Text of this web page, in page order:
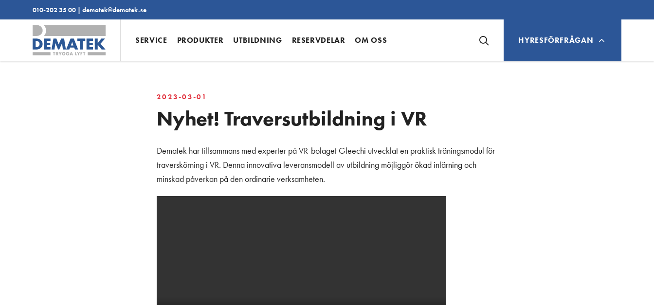
010-202 35 00 |dematek@dematek.se
SERVICE PRODUKTER UTBILDNING RESERVDELAR OM OSS HYRESFÖRFRÅGAN
2023-03-01
Nyhet! Traversutbildning i VR
Dematek har tillsammans med experter på VR-bolaget Gleechi utvecklat en praktisk träningsmodul för
traverskörning i VR. Denna innovativa leveransmodell av utbildning möjliggör ökad inlärning och
minskad påverkan på den ordinarie verksamheten.